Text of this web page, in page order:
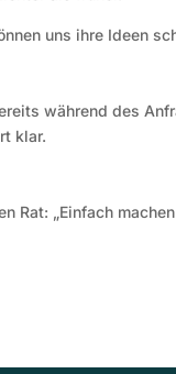
uns ihre Ideen
während des
klar.
Rat: „Einfach